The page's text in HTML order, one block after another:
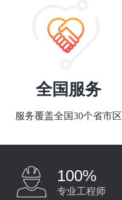
全国服务
服务覆盖全国30个省市区
100%
专业工程师